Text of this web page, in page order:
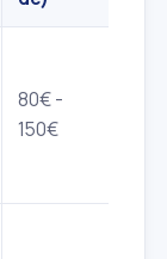
80€ -
150€